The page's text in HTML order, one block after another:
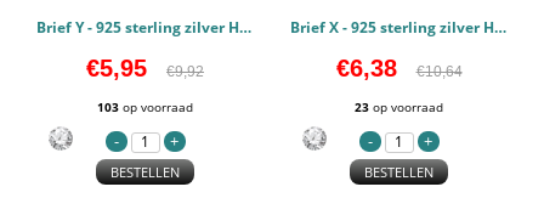
Brief Y - 925 sterling zilver Hangers Zirconia PCJW46544
€5,95 €9,92
103 op voorraad
BESTELLEN
Brief X - 925 sterling zilver Hangers Zirconia PCJW46542
€6,38 €10,64
23 op voorraad
BESTELLEN